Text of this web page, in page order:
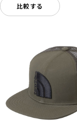
比較する